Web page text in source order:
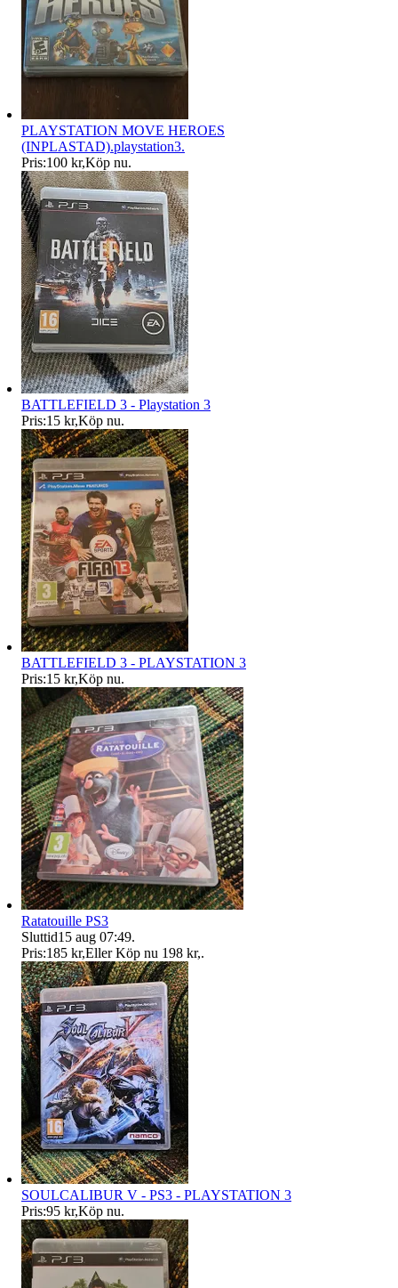
PLAYSTATION MOVE HEROES
(INPLASTAD).playstation3.
Pris:100 kr,Köp nu.
BATTLEFIELD 3 - Playstation 3
Pris:15 kr,Köp nu.
BATTLEFIELD 3 - PLAYSTATION 3
Pris:15 kr,Köp nu.
Ratatouille PS3
Sluttid15 aug 07:49.
Pris:185 kr,Eller Köp nu 198 kr,.
SOULCALIBUR V - PS3 - PLAYSTATION 3
Pris:95 kr,Köp nu.